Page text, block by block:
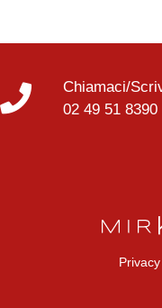
Chiamaci/
02 49 51 8390
Privacy